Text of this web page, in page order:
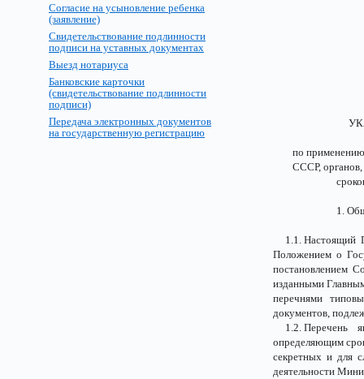
Согласие на усыновление ребенка
(заявление)
Свидетельствование подлинности
подписи на уставных документах
Выезд нотариуса
Банковские карточки
(свидетельствование подлинности
подписи)
Передача электронных документов
на государственную регистрацию
по применению
СССР, органов,
сроков их
1. Общие
1.1. Настоящий
Положением о
постановлением
изданными
перечнями
документов,
1.2. Перечень
определяющим
секретных и для
деятельности